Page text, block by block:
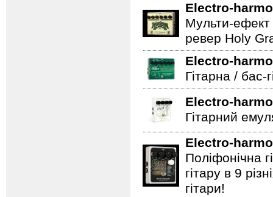
Electro-
Мульти-ефект
ревер Holy
Electro-
Гітарна / бас-
Electro-
Гітарний
Electro-
Поліфонічна
гітару в 9
гітари!